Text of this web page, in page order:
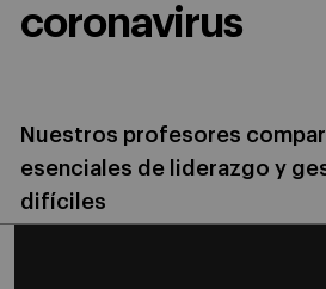
coronavirus
Nuestros profesores
esenciales de liderazgo y
difíciles